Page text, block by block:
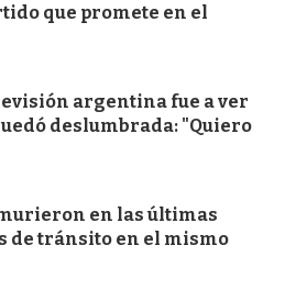
que promete en el
argentina fue a ver
deslumbrada: "Quiero
en las últimas
de tránsito en el mismo